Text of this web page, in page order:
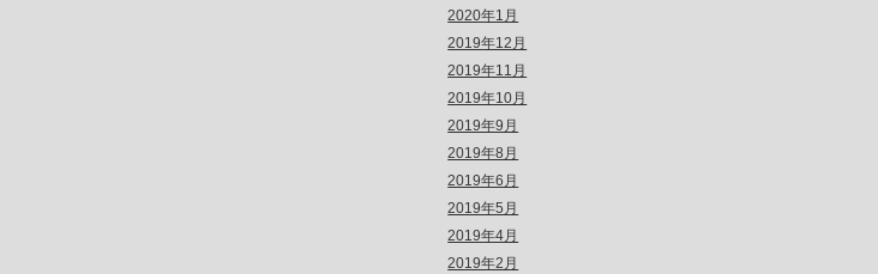
2020年1月
2019年12月
2019年11月
2019年10月
2019年9月
2019年8月
2019年6月
2019年5月
2019年4月
2019年2月